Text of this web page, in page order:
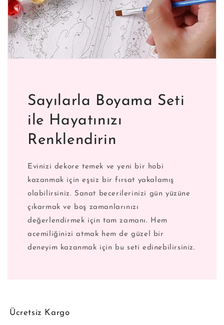
Sayılarla Boyama Seti
ile Hayatınızı
Renklendirin
Evinizi dekore temek ve yeni bir hobi
kazanmak için eşsiz bir fırsat yakalamış
olabilirsiniz. Sanat becerilerinizi gün yüzüne
çıkarmak ve boş zamanlarınızı
değerlendirmek için tam zamanı. Hem
acemiliğinizi atmak hem de güzel bir
deneyim kazanmak için bu seti edinebilirsiniz.
Ücretsiz Kargo